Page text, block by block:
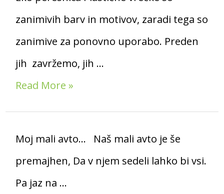
zanimivih barv in motivov, zaradi tega so
zanimive za ponovno uporabo. Preden
jih zavržemo, jih …
Read More »
Moj mali avto… Naš mali avto je še
premajhen, Da v njem sedeli lahko bi vsi.
Pa jaz na …